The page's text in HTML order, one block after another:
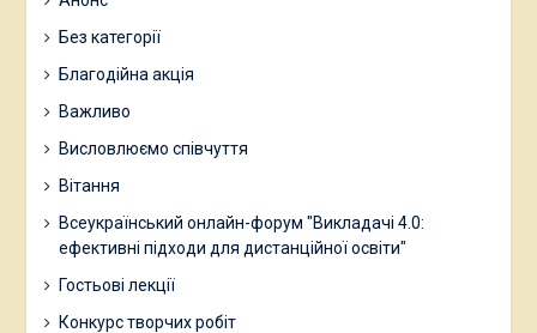
Без категорії
Благодійна акція
Важливо
Висловлюємо співчуття
Вітання
Всеукраїнський онлайн-форум "Викладачі 4.0:
ефективні підходи для дистанційної освіти"
Гостьові лекції
Конкурс творчих робіт